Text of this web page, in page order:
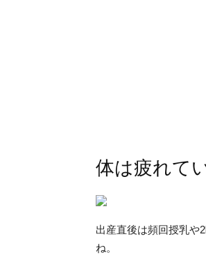
体は疲れて
出産直後は頻回授乳や
ね。